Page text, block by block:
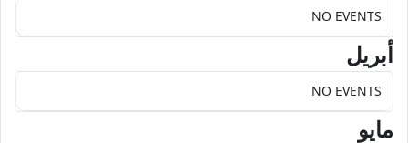
NO EVENTS
أبريل
NO EVENTS
مايو